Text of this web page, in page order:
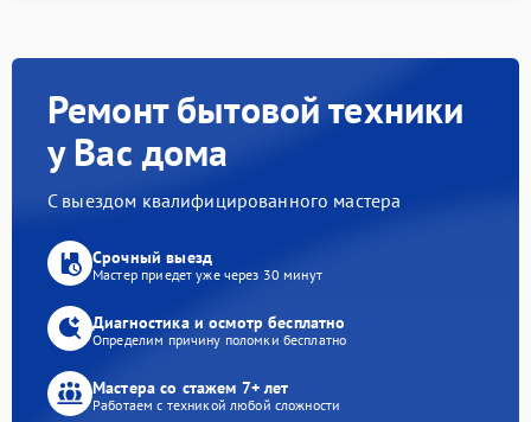
Ремонт бытовой техники
у Вас дома
С выездом квалифицированного мастера
Срочный выезд
Мастер приедет уже через 30 минут
Диагностика и осмотр бесплатно
Определим причину поломки бесплатно
Мастера со стажем 7+ лет
Работаем с техникой любой сложности